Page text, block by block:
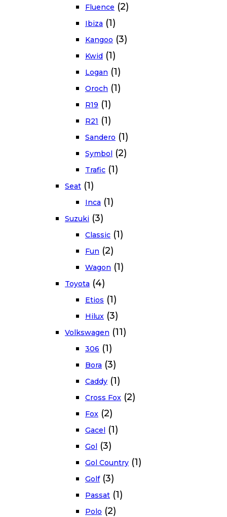
Fluence (2)
Ibiza (1)
Kangoo (3)
Kwid (1)
Logan (1)
Oroch (1)
R19 (1)
R21 (1)
Sandero (1)
Symbol (2)
Trafic (1)
Seat (1)
Inca (1)
Suzuki (3)
Classic (1)
Fun (2)
Wagon (1)
Toyota (4)
Etios (1)
Hilux (3)
Volkswagen (11)
306 (1)
Bora (3)
Caddy (1)
Cross Fox (2)
Fox (2)
Gacel (1)
Gol (3)
Gol Country (1)
Golf (3)
Passat (1)
Polo (2)